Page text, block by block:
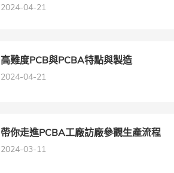
2024-04-21
高難度PCB與PCBA特點與製造
2024-04-21
帶你走進PCBA工廠訪廠參觀生產流程
2024-03-11